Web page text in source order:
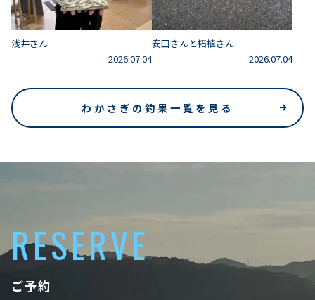
浅井さん
2026.07.04
安田さんと柘植さん
2026.07.04
わかさぎの釣果一覧を見る
RESERVE
ご予約